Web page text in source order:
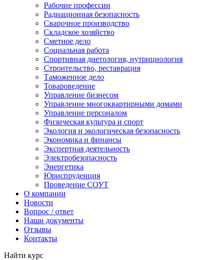
Рабочие профессии
Радиационная безопасность
Сварочное производство
Складское хозяйство
Сметное дело
Социальная работа
Спортивная диетология, нутрициология
Строительство, реставрация
Таможенное дело
Товароведение
Управление бизнесом
Управление многоквартирными домами
Управление персоналом
Физическая культура и спорт
Экология и экологическая безопасность
Экономика и финансы
Экспертная деятельность
Электробезопасность
Энергетика
Юриспруденция
Проведение СОУТ
О компании
Новости
Вопрос / ответ
Наши документы
Отзывы
Контакты
Найти курс